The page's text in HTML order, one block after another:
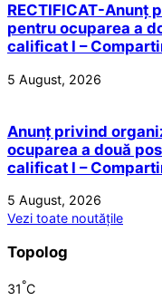
RECTIFICAT-Anunț
pentru ocuparea a
calificat I –
5 August, 2026
Anunț privind
ocuparea a două
calificat I –
5 August, 2026
Vezi toate noutățile
Topolog
31°C